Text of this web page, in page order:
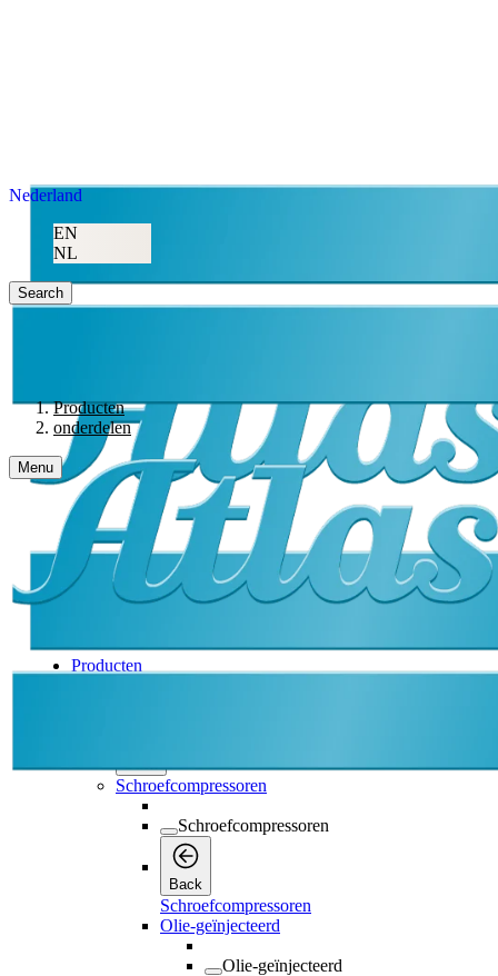
Nederland
EN
NL
Search
Producten
onderdelen
Menu
Producten
Back
Schroefcompressoren
Schroefcompressoren
Back
Schroefcompressoren
Olie-geïnjecteerd
Olie-geïnjecteerd